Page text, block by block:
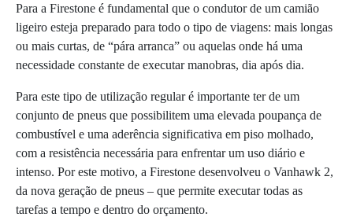
Para a Firestone é fundamental que o condutor de um camião
ligeiro esteja preparado para todo o tipo de viagens: mais longas
ou mais curtas, de “pára arranca” ou aquelas onde há uma
necessidade constante de executar manobras, dia após dia.
Para este tipo de utilização regular é importante ter de um
conjunto de pneus que possibilitem uma elevada poupança de
combustível e uma aderência significativa em piso molhado,
com a resistência necessária para enfrentar um uso diário e
intenso. Por este motivo, a Firestone desenvolveu o Vanhawk 2,
da nova geração de pneus – que permite executar todas as
tarefas a tempo e dentro do orçamento.